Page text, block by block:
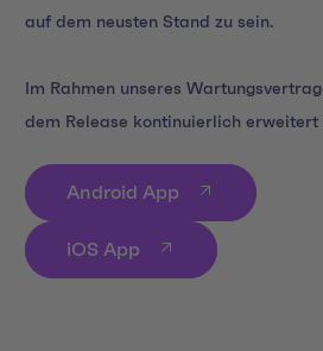
auf dem neusten Stand zu sein.
Im Rahmen unseres
dem Release kontinuierlich erweitert
Android App
iOS App